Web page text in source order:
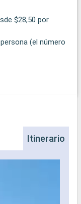
$28,50 por
(el número
Itinerario